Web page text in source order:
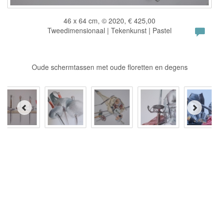
46 x 64 cm, © 2020, € 425,00
Tweedimensionaal | Tekenkunst | Pastel
Oude schermtassen met oude floretten en degens